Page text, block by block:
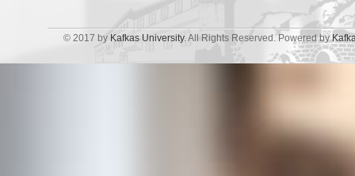
© 2017 by Kafkas University. All Rights Reserved. Powered by